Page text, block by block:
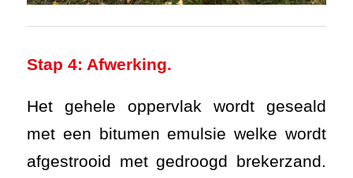
Stap 4: Afwerking.
Het gehele oppervlak wordt geseald
met een bitumen emulsie welke wordt
afgestrooid met gedroogd brekerzand.